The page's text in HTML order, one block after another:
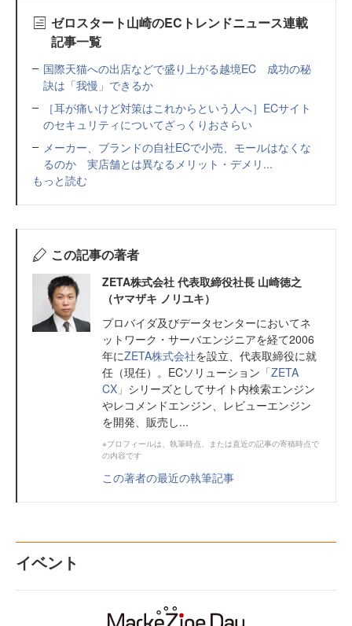
ゼロスタート山崎のECトレンドニュース連載
記事一覧
国際天猫への出店などで盛り上がる越境EC 成功の秘
訣は「我慢」できるか
［耳が痛いけど対策はこれからという人へ］ECサイト
のセキュリティについてざっくりおさらい
メーカー、ブランドの自社ECで小売、モールはなくな
るのか 実店舗とは異なるメリット・デメリ...
もっと読む
この記事の著者
ZETA株式会社 代表取締役社長 山崎徳之
（ヤマザキ ノリユキ）
プロバイダ及びデータセンターにおいてネ
ットワーク・サーバエンジニアを経て2006
年にZETA株式会社を設立、代表取締役に就
任（現任）。ECソリューション 「ZETA
CX」 シリーズとしてサイト内検索エンジン
やレコメンドエンジン、レビューエンジン
を開発、販売し...
※プロフィールは、執筆時点、または直近の記事の寄稿時点で
の内容です
この著者の最近の執筆記事
イベント